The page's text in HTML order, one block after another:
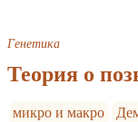
Генетика
Теория о
микро и макро